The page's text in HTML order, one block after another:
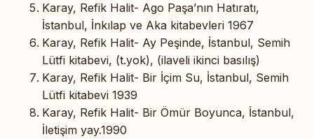
Karay, Refik Halit- Ago Paşa’nın Hatıratı,
İstanbul, İnkılap ve Aka kitabevleri 1967
Karay, Refik Halit- Ay Peşinde, İstanbul, Semih
Lütfi kitabevi, (t.yok), (ilaveli ikinci basılış)
Karay, Refik Halit- Bir İçim Su, İstanbul, Semih
Lütfi kitabevi 1939
Karay, Refik Halit- Bir Ömür Boyunca, İstanbul,
İletişim yay.1990